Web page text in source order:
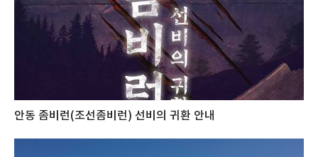
안동 좀비런(조선좀비런) 선비의 귀환 안내